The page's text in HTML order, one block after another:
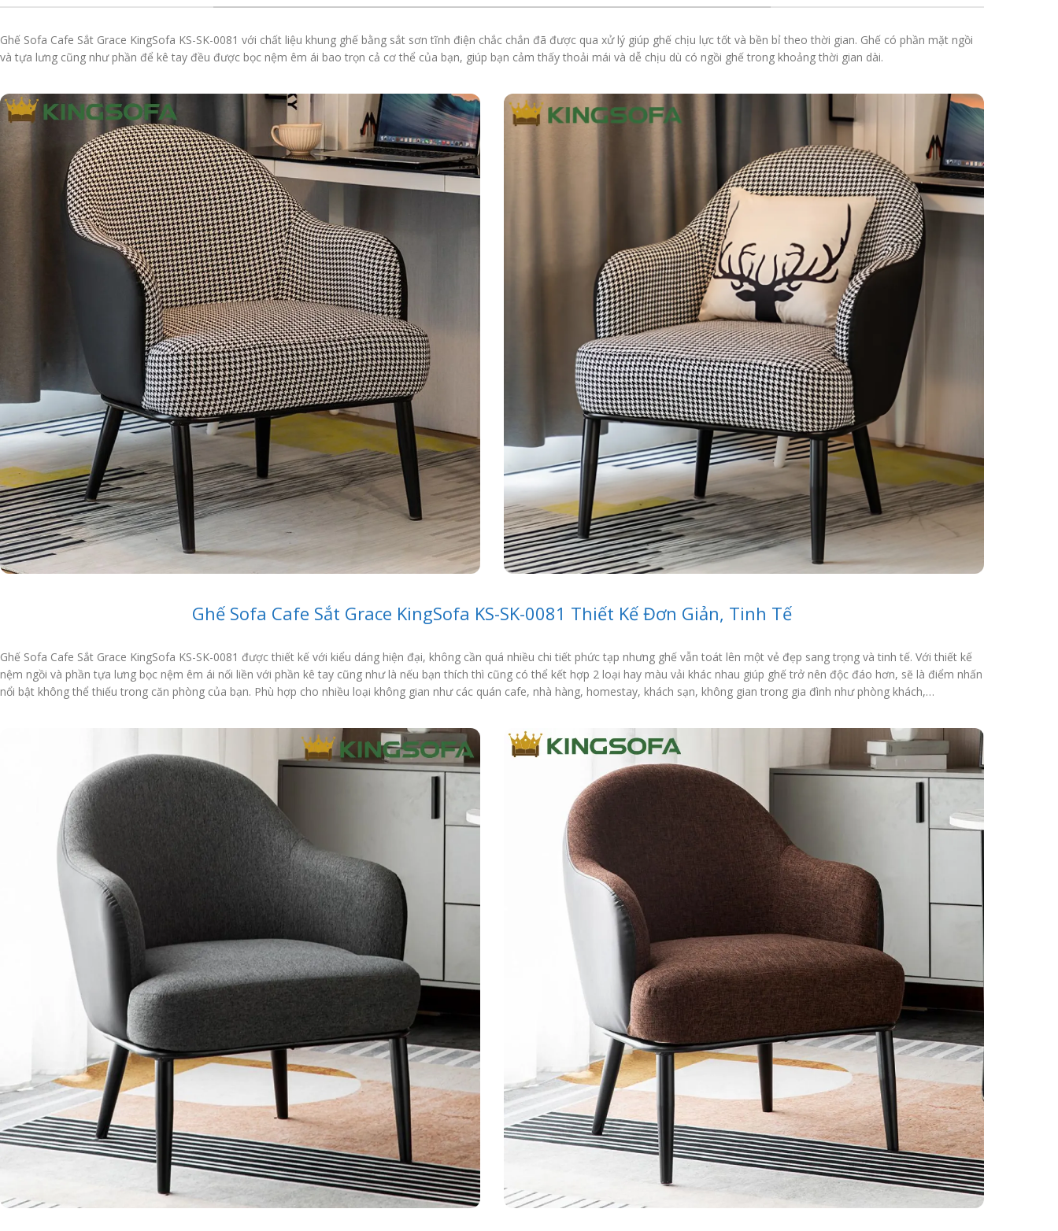
Ghế Sofa Cafe Sắt Grace KingSofa KS-SK-0081 với chất liệu khung ghế bằng sắt sơn tĩnh điện chắc chắn đã được qua xử lý giúp ghế chịu lực tốt và bền bỉ theo thời gian. Ghế có phần mặt ngồi
và tựa lưng cũng như phần để kê tay đều được bọc nệm êm ái bao trọn cả cơ thể của bạn, giúp bạn cảm thấy thoải mái và dễ chịu dù có ngồi ghế trong khoảng thời gian dài.
Ghế Sofa Cafe Sắt Grace KingSofa KS-SK-0081 Thiết Kế Đơn Giản, Tinh Tế
Ghế Sofa Cafe Sắt Grace KingSofa KS-SK-0081 được thiết kế với kiểu dáng hiện đại, không cần quá nhiều chi tiết phức tạp nhưng ghế vẫn toát lên một vẻ đẹp sang trọng và tinh tế. Với thiết kế
nệm ngồi và phần tựa lưng bọc nệm êm ái nối liền với phần kê tay cũng như là nếu bạn thích thì cũng có thể kết hợp 2 loại hay màu vải khác nhau giúp ghế trở nên độc đáo hơn, sẽ là điểm nhấn
nổi bật không thể thiếu trong căn phòng của bạn. Phù hợp cho nhiều loại không gian như các quán cafe, nhà hàng, homestay, khách sạn, không gian trong gia đình như phòng khách,…